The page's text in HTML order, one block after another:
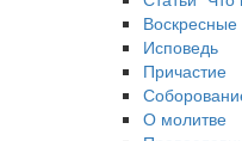
Воскресные
Исповедь
Причастие
О молитве